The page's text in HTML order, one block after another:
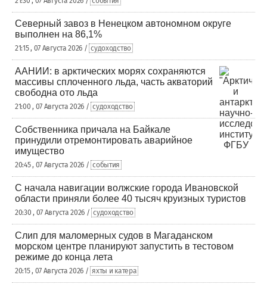
Северный завоз в Ненецком автономном округе
выполнен на 86,1%
21:15 , 07 Августа 2026 / судоходство
ААНИИ: в арктических морях сохраняются
массивы сплоченного льда, часть акваторий
свободна ото льда
21:00 , 07 Августа 2026 / судоходство
Собственника причала на Байкале
принудили отремонтировать аварийное
имущество
20:45 , 07 Августа 2026 / события
С начала навигации волжские города Ивановской
области приняли более 40 тысяч круизных туристов
20:30 , 07 Августа 2026 / судоходство
Слип для маломерных судов в Магаданском
морском центре планируют запустить в тестовом
режиме до конца лета
20:15 , 07 Августа 2026 / яхты и катера